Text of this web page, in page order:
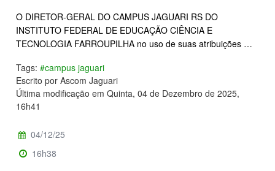
O DIRETOR-GERAL DO CAMPUS JAGUARI RS DO
INSTITUTO FEDERAL DE EDUCAÇÃO CIÊNCIA E
TECNOLOGIA FARROUPILHA no uso de suas atribuições …
Tags: #campus jaguari
Escrito por Ascom Jaguari
Última modificação em Quinta, 04 de Dezembro de 2025,
16h41
04/12/25
16h38